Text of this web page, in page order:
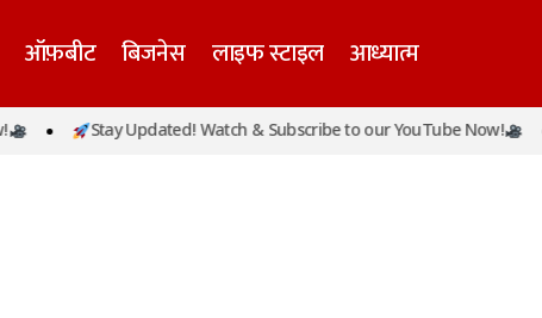
ऑफ़बीट बिजनेस लाइफ स्टाइल आध्यात्म
Stay Updated! Watch & Subscribe to our YouTube Now!